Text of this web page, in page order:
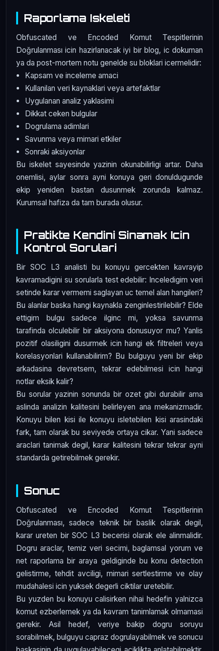
Raporlama Iskeleti
Obfuscated ve Encoded Komut Tespitlerinin
Doğrulanması icin hazirlanacak iyi bir blog, ic dokuman
ya da post-mortem notu genelde su bloklari icermelidir:
Kapsam ve inceleme amaci
Kullanilan veri kaynaklari veya artefaktlar
Uygulanan analiz yaklasimi
Dikkat ceken bulgular
Dogrulama adimlari
Savunma veya mimari etkiler
Sonraki aksiyonlar
Bu iskelet sayesinde yazinin okunabilirligi artar. Daha
onemlisi, aylar sonra ayni konuya geri donuldugunde
ekip yeniden bastan dusunmek zorunda kalmaz.
Kurumsal hafiza da tam burada olusur.
Pratikte Kendini Sinamak Icin
Kontrol Sorulari
Bir SOC L3 analisti bu konuyu gercekten kavrayip
kavramadigini su sorularla test edebilir: Inceledigim veri
setinde karar vermemi saglayan uc temel alan hangileri?
Bu alanlar baska hangi kaynakla zenginlestirilebilir? Elde
ettigim bulgu sadece ilginc mi, yoksa savunma
tarafinda olculebilir bir aksiyona donusuyor mu? Yanlis
pozitif olasiligini dusurmek icin hangi ek filtreleri veya
korelasyonlari kullanabilirim? Bu bulguyu yeni bir ekip
arkadasina devretsem, tekrar edebilmesi icin hangi
notlar eksik kalir?
Bu sorular yazinin sonunda bir ozet gibi durabilir ama
aslinda analizin kalitesini belirleyen ana mekanizmadir.
Konuyu bilen kisi ile konuyu isletebilen kisi arasindaki
fark, tam olarak bu seviyede ortaya cikar. Yani sadece
araclari tanimak degil, karar kalitesini tekrar tekrar ayni
standarda getirebilmek gerekir.
Sonuc
Obfuscated ve Encoded Komut Tespitlerinin
Doğrulanması, sadece teknik bir baslik olarak degil,
karar ureten bir SOC L3 becerisi olarak ele alinmalidir.
Dogru araclar, temiz veri secimi, baglamsal yorum ve
net raporlama bir araya geldiginde bu konu detection
gelistirme, tehdit avciligi, mimari sertlestirme ve olay
mudahalesi icin yuksek degerli ciktilar uretebilir.
Bu yuzden bu konuyu calisirken nihai hedefin yalnizca
komut ezberlemek ya da kavram tanimlamak olmamasi
gerekir. Asil hedef, veriye bakip dogru soruyu
sorabilmek, bulguyu capraz dogrulayabilmek ve sonucu